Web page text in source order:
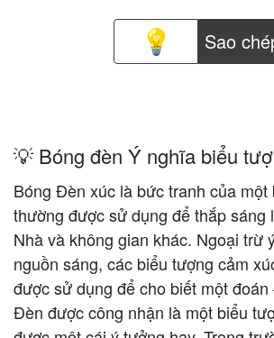
Sao
💡 Bóng đèn Ý nghĩa biểu
Bóng Đèn xúc là bức tranh của
thường được sử dụng để thắp
Nhà và không gian khác. Ngoại trừ
nguồn sáng, các biểu tượng cảm
được sử dụng để cho biết một
Đèn được công nhận là một biểu